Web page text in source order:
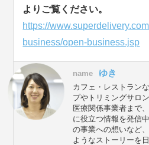
よりご覧ください。
https://
business/open-business.jsp
name ゆき
カフェ・レストラン
プやトリミングサロ
医療関係事業者まで
に役立つ情報を発信
の事業への想いなど
ようなストーリーを